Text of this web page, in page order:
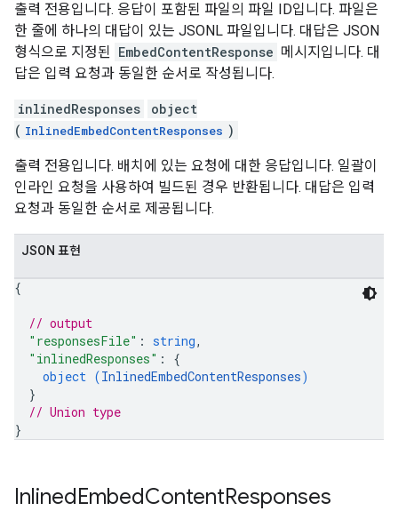
출력 전용입니다. 응답이 포함된 파일의 파일 ID입니다. 파일은
한 줄에 하나의 대답이 있는 JSONL 파일입니다. 대답은 JSON
형식으로 지정된 EmbedContentResponse 메시지입니다. 대
답은 입력 요청과 동일한 순서로 작성됩니다.
inlinedResponses
object
( InlinedEmbedContentResponses )
출력 전용입니다. 배치에 있는 요청에 대한 응답입니다. 일괄이
인라인 요청을 사용하여 빌드된 경우 반환됩니다. 대답은 입력
요청과 동일한 순서로 제공됩니다.
JSON 표현
{
// output
"responsesFile" : string,
"inlinedResponses" : {
object (InlinedEmbedContentResponses)
}
// Union type
}
InlinedEmbedContentResponses